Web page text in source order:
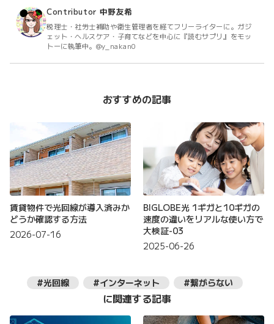
Contributor 中野友希
税理士・社労士補助や衛生管理者を経てフリーライターに。ガジ
ェット・ヘルスケア・子育てなどを中心に『読むサプリ』をモッ
トーに執筆中。@y_nakan0
おすすめの記事
賃貸物件で光回線が導入済みか
どうか確認する方法
2026-07-16
BIGLOBE光 1ギガと10ギガの
速度の違いをリアルな使い方で
大検証-03
2025-06-26
#光回線 #インターネット #繋がらない
に関連する記事